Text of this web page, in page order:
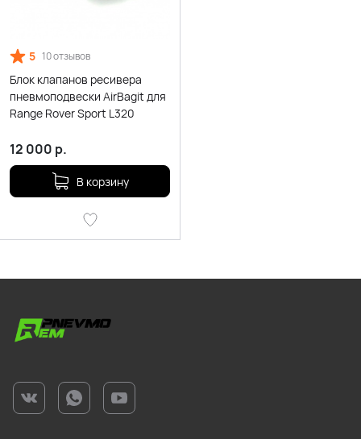
5 10 отзывов
Блок клапанов ресивера
пневмоподвески AirBagit для
Range Rover Sport L320
12 000 р.
В корзину